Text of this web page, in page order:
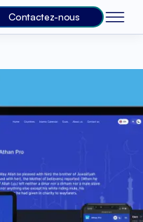
Contactez-nous